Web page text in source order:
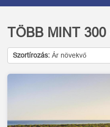
TÖBB MINT 300
Szortírozás: Ár növekvő